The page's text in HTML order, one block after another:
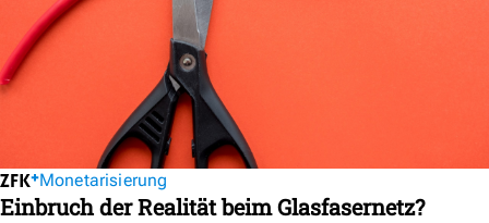
Monetarisierung
Einbruch der Realität beim Glasfasernetz?